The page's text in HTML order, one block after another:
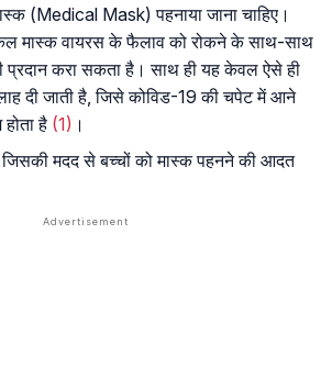
(Medical Mask) पहनाया जाना चाहिए।
मास्क वायरस के फैलाव को रोकने के साथ-साथ
प्रदान करा सकता है। साथ ही यह केवल ऐसे ही
दी जाती है, जिसे कोविड-19 की चपेट में आने
है (1) ।
मदद से बच्चों को मास्क पहनने की आदत